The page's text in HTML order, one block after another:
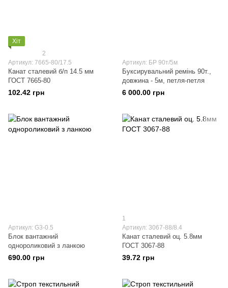
Хіт
2
Артикул: 7665-80/17.5
Канат сталевий б/п 14.5 мм
ГОСТ 7665-80
102.42 грн
Артикул: БР 90т/5м
Буксирувальний ремінь 90т.,
довжина - 5м, петля-петля
6 000.00 грн
Артикул: G3-0.5
Блок вантажний
однороликовий з ланкою
690.00 грн
1
Артикул: 3067-88/8.4
Канат сталевий оц. 5.8мм
ГОСТ 3067-88
39.72 грн